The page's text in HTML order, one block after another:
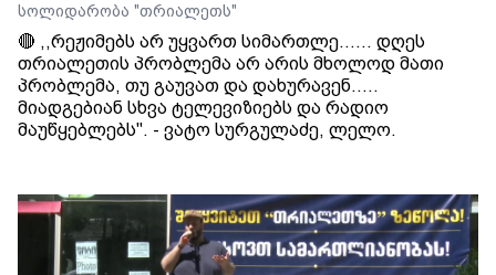
სოლიდარობა "თრიალეთს"
🔴 ,,რეჟიმებს არ უყვართ სიმართლე...... დღეს
თრიალეთის პრობლემა არ არის მხოლოდ მათი
პრობლემა, თუ გაუვათ და დახურავენ.....
მიადგებიან სხვა ტელევიზიებს და რადიო
მაუწყებლებს". - ვატო სურგულაძე, ლელო.